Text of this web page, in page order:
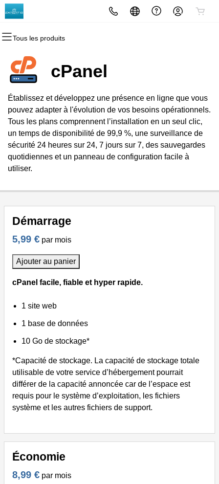
Tous les produits
Tous les produits
Domaines
Enregistrement domaine
Enregistrement groupé (bulk)
Transfert de domaine
Transferts par lots
Tous les produits
Sites Web
Créateur de sites Web
WordPress
Tous les produits
Hébergement
cPanel
WordPress
Web Hosting Plus
Serveur privé virtuel (VPS)
Tous les produits
Sécurité
Sécurité site Web
SSL
Service SSL géré
Sauvegarde de site Web
Tous les produits
Marketing
Marketing par email
Référencement (SEO)
Tous les produits
Email
Microsoft 365
Messagerie professionnelle
cPanel
Établissez et développez une présence en ligne que vous
pouvez adapter à l'évolution de vos besoins opérationnels.
Tous les plans comprennent l’installation en un seul clic,
un temps de disponibilité de 99,9 %, une surveillance de
sécurité 24 heures sur 24, 7 jours sur 7, des sauvegardes
quotidiennes et un panneau de configuration facile à
utiliser.
Démarrage
5,99 € par mois
Ajouter au panier
cPanel facile, fiable et hyper rapide.
1 site web
1 base de données
10 Go de stockage*
*Capacité de stockage. La capacité de stockage totale
utilisable de votre service d’hébergement pourrait
différer de la capacité annoncée car de l’espace est
requis pour le système d’exploitation, les fichiers
système et les autres fichiers de support.
Économie
8,99 € par mois